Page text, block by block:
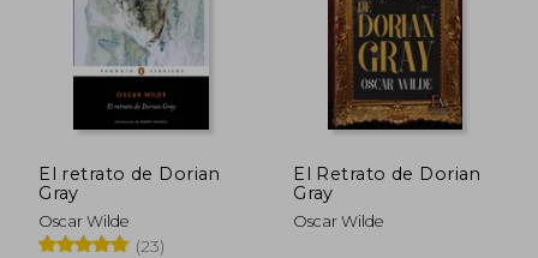
El retrato de Dorian
Gray
Oscar Wilde
(23)
El Retrato de Dorian
Gray
Oscar Wilde